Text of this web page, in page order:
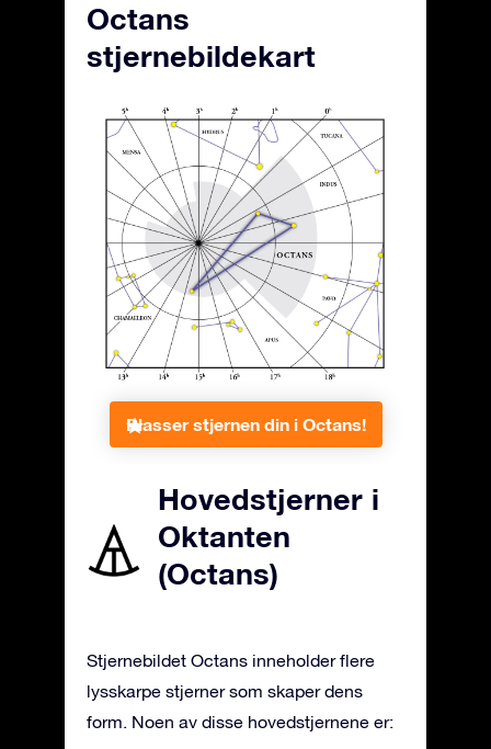
Octans
stjernebildekart
Plasser stjernen din i Octans!
Hovedstjerner i
Oktanten
(Octans)
Stjernebildet Octans inneholder flere
lysskarpe stjerner som skaper dens
form. Noen av disse hovedstjernene er: